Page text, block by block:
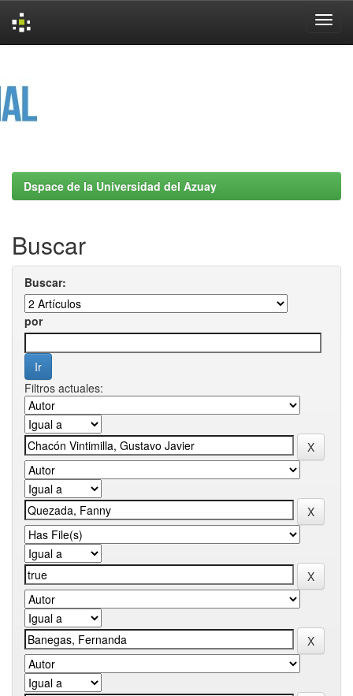
Dspace de la Universidad del Azuay
Buscar
Buscar:
por
Filtros actuales: